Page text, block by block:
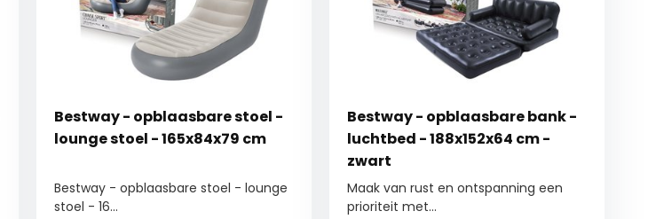
Bestway - opblaasbare stoel -
lounge stoel - 165x84x79 cm
Bestway - opblaasbare stoel - lounge
stoel - 16...
Bestway - opblaasbare bank -
luchtbed - 188x152x64 cm -
zwart
Maak van rust en ontspanning een
prioriteit met...